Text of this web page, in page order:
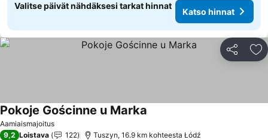
Valitse päivät nähdäksesi tarkat hinnat
Katso hinnat
Jaa
Aamiaismajoitus
Pokoje Gościnne u Marka
9,2 Loistava 122 Tuszyn, 16.9 km kohteesta Łódź